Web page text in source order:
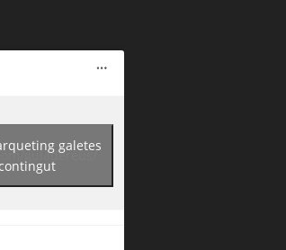
guiadereus/
galetes